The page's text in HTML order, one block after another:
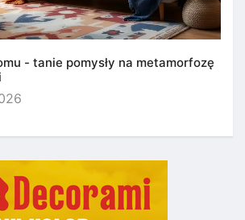
- tanie pomysły na metamorfozę